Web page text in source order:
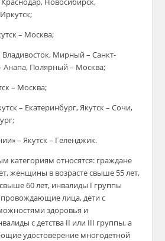
– Москва;
Владивосток, Мирный – Санкт-
Полярный – Москва;
– Москва;
– Екатеринбург, Якутск – Сочи,
– Якутск – Геленджик.
категориям относятся: граждане
женщины в возрасте свыше 55 лет,
60 лет, инвалиды I группы
лица, дети с
здоровья и
с детства II или III группы, а
удостоверение многодетной